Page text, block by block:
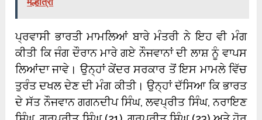
ਪ੍ਰਵਾਸੀ ਭਾਰਤੀ ਮਾਮਲਿਆਂ ਬਾਰੇ ਮੰਤਰੀ ਨੇ ਇਹ ਵੀ ਮੰਗ
ਕੀਤੀ ਕਿ ਜੰਗ ਦੌਰਾਨ ਮਾਰੇ ਗਏ ਨੌਜਵਾਨਾਂ ਦੀ ਲਾਸ਼ ਨੂੰ ਵਾਪਸ
ਲਿਆਂਦਾ ਜਾਵੇ। ਉਨ੍ਹਾਂ ਕੇਂਦਰ ਸਰਕਾਰ ਤੋਂ ਇਸ ਮਾਮਲੇ ਵਿੱਚ
ਤੁਰੰਤ ਦਖਲ ਦੇਣ ਦੀ ਮੰਗ ਕੀਤੀ। ਉਨ੍ਹਾਂ ਦੱਸਿਆ ਕਿ ਭਾਰਤ
ਦੇ ਸੱਤ ਨੌਜਵਾਨ ਗਗਨਦੀਪ ਸਿੰਘ, ਲਵਪ੍ਰੀਤ ਸਿੰਘ, ਨਰਾਇਣ